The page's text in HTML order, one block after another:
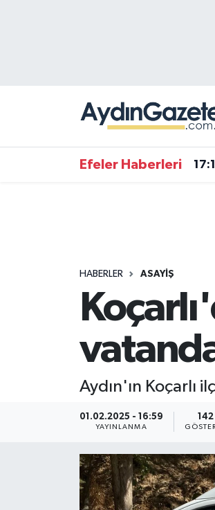
Efeler Haberleri
HABERLER ASAYIŞ
Aydın'ın Koçarlı
01.02.2025 - 16:59
YAYINLANMA
142
Süper Lig Puan Durumu ve
Tüm Manşetler